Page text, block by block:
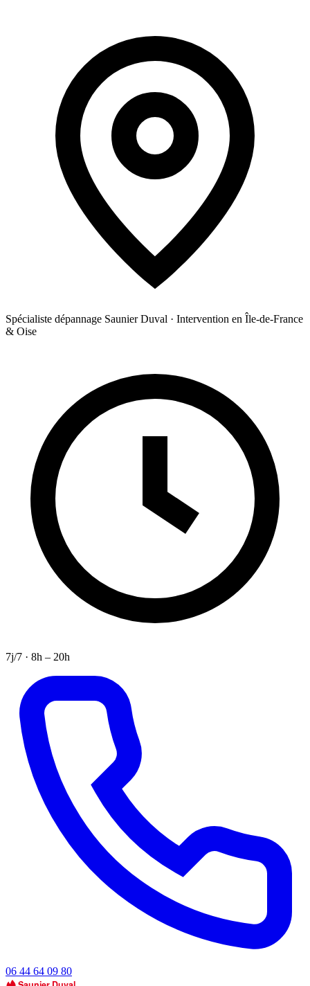
Spécialiste dépannage Saunier Duval · Intervention en Île-de-France
& Oise
7j/7 · 8h – 20h
06 44 64 09 80